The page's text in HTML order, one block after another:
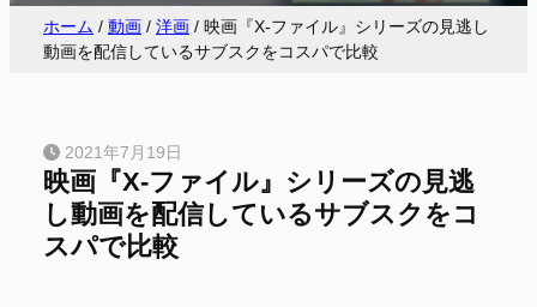
ホーム / 動画 / 洋画 / 映画『X-ファイル』シリーズの見逃し
動画を配信しているサブスクをコスパで比較
2021年7月19日
映画『X-ファイル』シリーズの見逃
し動画を配信しているサブスクをコ
スパで比較